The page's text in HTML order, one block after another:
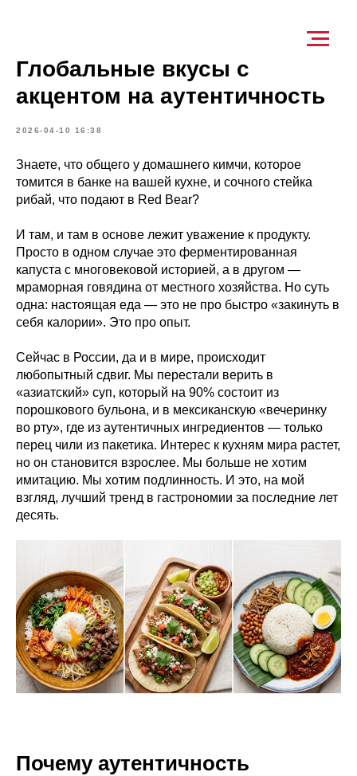
Глобальные вкусы с
акцентом на аутентичность
2026-04-10 16:38
Знаете, что общего у домашнего кимчи, которое
томится в банке на вашей кухне, и сочного стейка
рибай, что подают в Red Bear?
И там, и там в основе лежит уважение к продукту.
Просто в одном случае это ферментированная
капуста с многовековой историей, а в другом —
мраморная говядина от местного хозяйства. Но суть
одна: настоящая еда — это не про быстро «закинуть в
себя калории». Это про опыт.
Сейчас в России, да и в мире, происходит
любопытный сдвиг. Мы перестали верить в
«азиатский» суп, который на 90% состоит из
порошкового бульона, и в мексиканскую «вечеринку
во рту», где из аутентичных ингредиентов — только
перец чили из пакетика. Интерес к кухням мира растет,
но он становится взрослее. Мы больше не хотим
имитацию. Мы хотим подлинность. И это, на мой
взгляд, лучший тренд в гастрономии за последние лет
десять.
Почему аутентичность